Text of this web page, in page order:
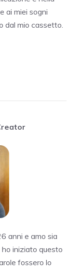
ai miei sogni
dal mio cassetto.
anni e amo sia
ho iniziato questo
fossero lo